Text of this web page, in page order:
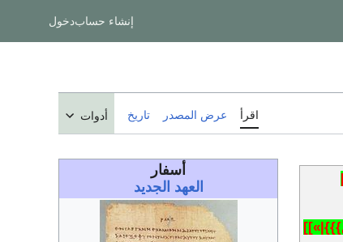
إنشاء حسابدخول
اقرأ عرض المصدر تاريخ أدوات
أسفار
العهد الجديد